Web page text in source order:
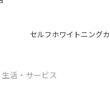
セルフホワイトニング
生活・サービス